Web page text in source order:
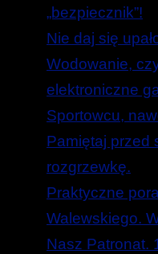
„bezpiecznik”!
Nie daj się
Wodowanie,
elektroniczne
Sportowcu,
Pamiętaj przed
rozgrzewkę.
Praktyczne
Walewskiego.
Nasz Patronat.